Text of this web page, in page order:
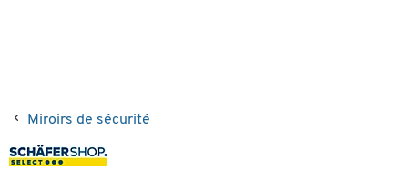
Miroirs de sécurité